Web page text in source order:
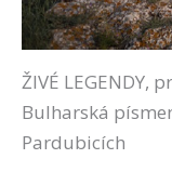
ŽIVÉ
Bulharská
Pardubicích